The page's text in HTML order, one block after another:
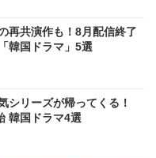
再共演作も！8月配信終了
韓国ドラマ」5選
シリーズが帰ってくる！
韓国ドラマ4選